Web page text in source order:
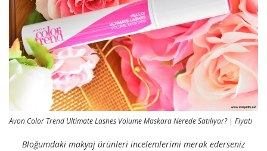
Avon Color Trend Ultimate Lashes Volume Maskara Nerede Satılıyor? | Fiyatı
Bloğumdaki makyaj ürünleri incelemlerimi merak ederseniz